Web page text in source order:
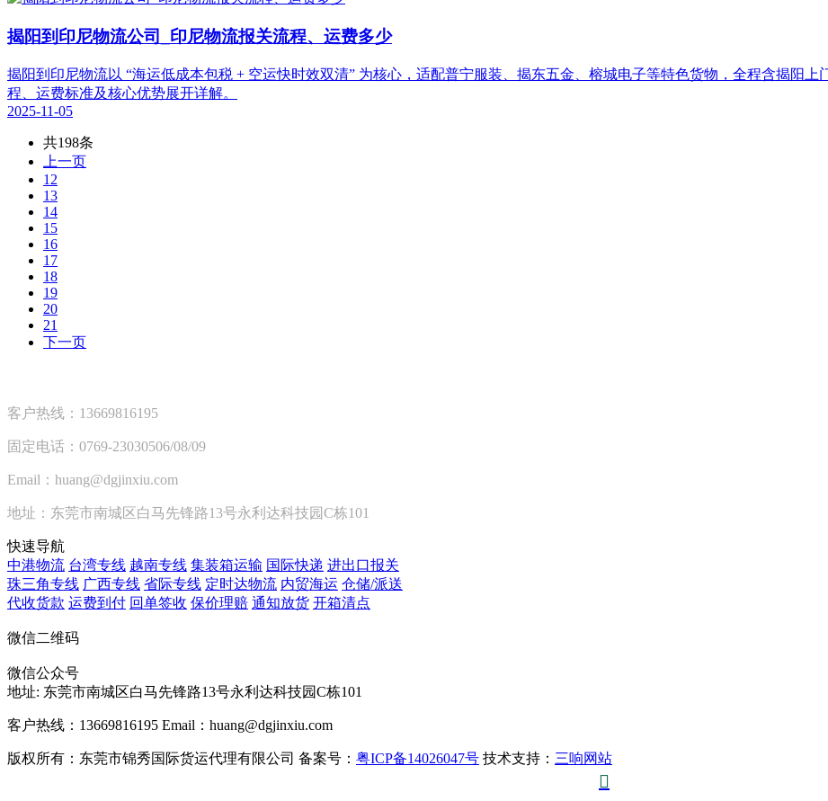
揭阳到印尼物流公司_印尼物流报关流程、运费多少
揭阳到印尼物流以 “海运低成本包税 + 空运快时效双清” 为核心，适配普宁服装、揭东五金、榕城电子等特色货物，全程含揭阳
程、运费标准及核心优势展开详解。
2025-11-05
共198条
上一页
12
13
14
15
16
17
18
19
20
21
下一页
客户热线：13669816195
固定电话：0769-23030506/08/09
Email：huang@dgjinxiu.com
地址：东莞市南城区白马先锋路13号永利达科技园C栋101
快速导航
中港物流 台湾专线 越南专线 集装箱运输 国际快递 进出口报关
珠三角专线 广西专线 省际专线 定时达物流 内贸海运 仓储/派送
代收货款 运费到付 回单签收 保价理赔 通知放货 开箱清点
微信二维码
微信公众号
地址: 东莞市南城区白马先锋路13号永利达科技园C栋101
客户热线：13669816195 Email：huang@dgjinxiu.com
版权所有：东莞市锦秀国际货运代理有限公司 备案号： 粤ICP备14026047号 技术支持： 三响网站
